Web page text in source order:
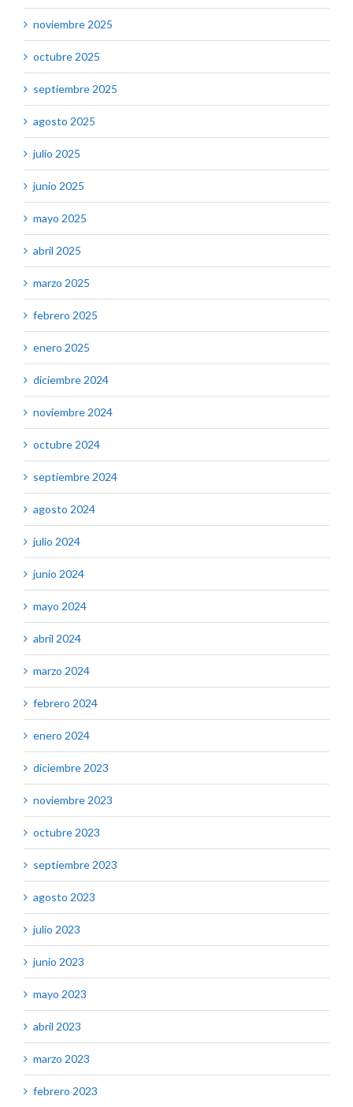
noviembre 2025
octubre 2025
septiembre 2025
agosto 2025
julio 2025
junio 2025
mayo 2025
abril 2025
marzo 2025
febrero 2025
enero 2025
diciembre 2024
noviembre 2024
octubre 2024
septiembre 2024
agosto 2024
julio 2024
junio 2024
mayo 2024
abril 2024
marzo 2024
febrero 2024
enero 2024
diciembre 2023
noviembre 2023
octubre 2023
septiembre 2023
agosto 2023
julio 2023
junio 2023
mayo 2023
abril 2023
marzo 2023
febrero 2023